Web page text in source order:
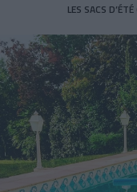
LES SACS